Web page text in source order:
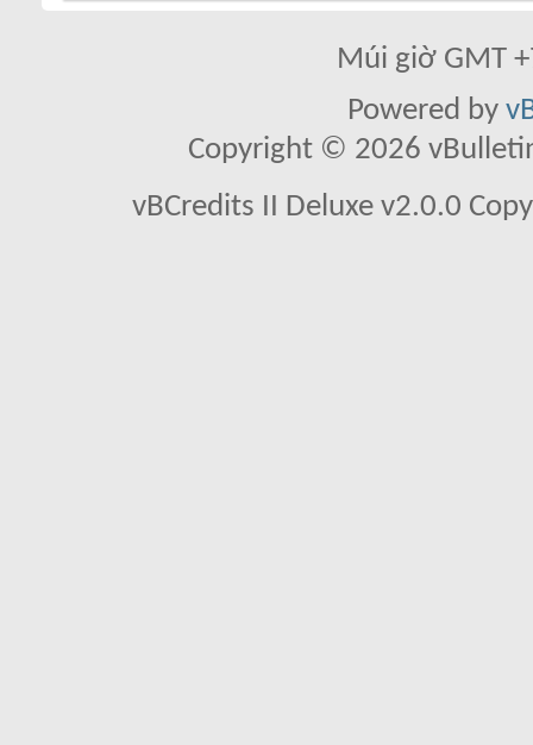
Múi giờ GMT
Powered by
Copyright © 2026
vBCredits II Deluxe v2.0.0